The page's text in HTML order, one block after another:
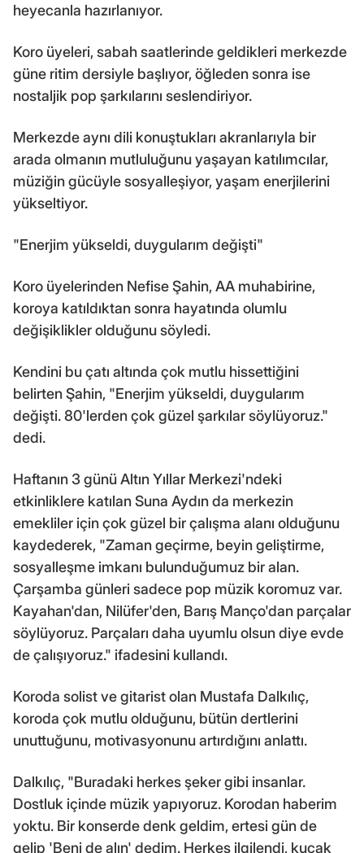
heyecanla hazırlanıyor.
Koro üyeleri, sabah saatlerinde geldikleri merkezde
güne ritim dersiyle başlıyor, öğleden sonra ise
nostaljik pop şarkılarını seslendiriyor.
Merkezde aynı dili konuştukları akranlarıyla bir
arada olmanın mutluluğunu yaşayan katılımcılar,
müziğin gücüyle sosyalleşiyor, yaşam enerjilerini
yükseltiyor.
"Enerjim yükseldi, duygularım değişti"
Koro üyelerinden Nefise Şahin, AA muhabirine,
koroya katıldıktan sonra hayatında olumlu
değişiklikler olduğunu söyledi.
Kendini bu çatı altında çok mutlu hissettiğini
belirten Şahin, "Enerjim yükseldi, duygularım
değişti. 80'lerden çok güzel şarkılar söylüyoruz."
dedi.
Haftanın 3 günü Altın Yıllar Merkezi'ndeki
etkinliklere katılan Suna Aydın da merkezin
emekliler için çok güzel bir çalışma alanı olduğunu
kaydederek, "Zaman geçirme, beyin geliştirme,
sosyalleşme imkanı bulunduğumuz bir alan.
Çarşamba günleri sadece pop müzik koromuz var.
Kayahan'dan, Nilüfer'den, Barış Manço'dan parçalar
söylüyoruz. Parçaları daha uyumlu olsun diye evde
de çalışıyoruz." ifadesini kullandı.
Koroda solist ve gitarist olan Mustafa Dalkılıç,
koroda çok mutlu olduğunu, bütün dertlerini
unuttuğunu, motivasyonunu artırdığını anlattı.
Dalkılıç, "Buradaki herkes şeker gibi insanlar.
Dostluk içinde müzik yapıyoruz. Korodan haberim
yoktu. Bir konserde denk geldim, ertesi gün de
gelip 'Beni de alın' dedim. Herkes ilgilendi, kucak